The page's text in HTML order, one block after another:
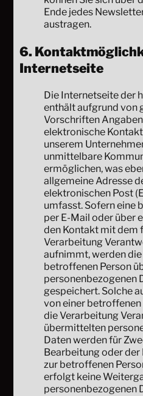
Ende jedes
austragen.
6.
Internetseite
Die Internetseite der
enthält aufgrund von
Vorschriften
elektronische
unserem
unmittelbare
ermöglichen, was
allgemeine Adresse
elektronischen Post
umfasst. Sofern eine
per E-Mail oder über
den Kontakt mit dem
Verarbeitung
aufnimmt, werden
betroffenen Person
personenbezogenen
gespeichert. Solche
von einer betroffenen
die Verarbeitung
übermittelten
Daten werden für
Bearbeitung oder
zur betroffenen
erfolgt keine
personenbezogenen